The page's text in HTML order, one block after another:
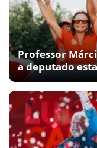
Professor
a deputado